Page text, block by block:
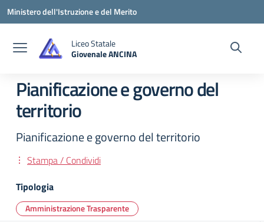
Vai ai contenuti
Vai al menu di navigazione
Vai al footer
Ministero dell'Istruzione e del Merito
Liceo Statale
Giovenale ANCINA
Pianificazione e governo del
territorio
Pianificazione e governo del territorio
Stampa / Condividi
Tipologia
Amministrazione Trasparente